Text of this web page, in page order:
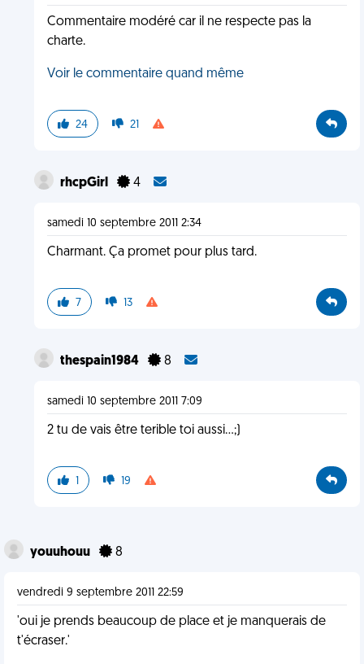
Commentaire modéré car il ne respecte pas la
charte.
Voir le commentaire quand même
24 21
rhcpGirl 4
samedi 10 septembre 2011 2:34
Charmant. Ça promet pour plus tard.
7 13
thespain1984 8
samedi 10 septembre 2011 7:09
2 tu de vais être terible toi aussi...;)
1 19
youuhouu 8
vendredi 9 septembre 2011 22:59
'oui je prends beaucoup de place et je manquerais de
t'écraser.'